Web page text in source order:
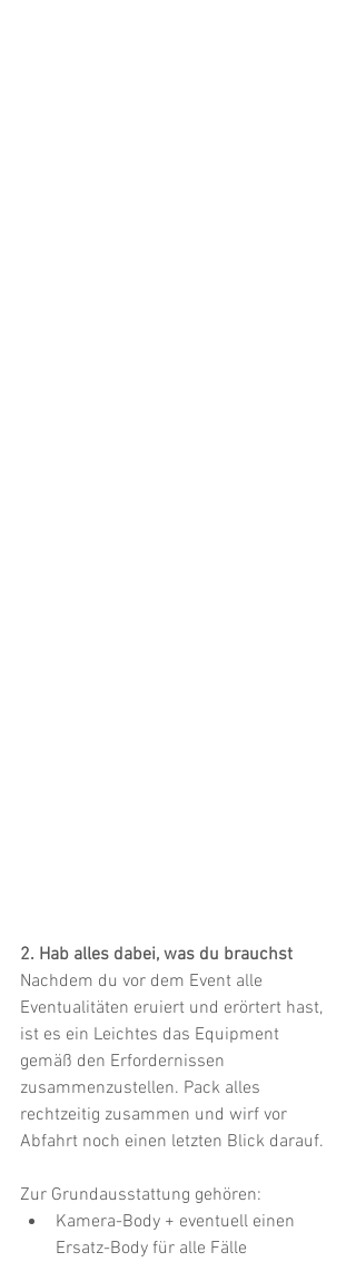
2. Hab alles dabei, was du brauchst
Nachdem du vor dem Event alle
Eventualitäten eruiert und erörtert hast,
ist es ein Leichtes das Equipment
gemäß den Erfordernissen
zusammenzustellen. Pack alles
rechtzeitig zusammen und wirf vor
Abfahrt noch einen letzten Blick darauf.
Zur Grundausstattung gehören:
Kamera-Body + eventuell einen
Ersatz-Body für alle Fälle